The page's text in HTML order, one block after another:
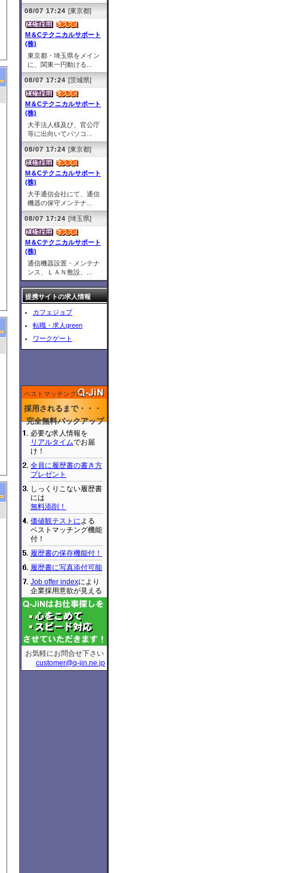
08/07 17:24 [東京都]
M＆Cテクニカルサポート
(株)
東京都・埼玉県をメイン
に、関東一円動ける...
08/07 17:24 [茨城県]
M＆Cテクニカルサポート
(株)
大手法人様及び、官公庁
等に出向いてパソコ...
08/07 17:24 [東京都]
M＆Cテクニカルサポート
(株)
大手通信会社にて、通信
機器の保守メンテナ...
08/07 17:24 [埼玉県]
M＆Cテクニカルサポート
(株)
通信機器設置・メンテナ
ンス、ＬＡＮ敷設、...
提携サイトの求人情報
カフェジョブ
転職・求人green
ワークゲート
ベストマッチングの
採用されるまで・・・
完全無料バックアップ
必要な求人情報を
リアルタイムでお届
け！
全員に履歴書の書き方
プレゼント
しっくりこない履歴書
には
無料添削！
価値観テストによる
ベストマッチング機能
付！
履歴書の保存機能付！
履歴書に写真添付可能
Job offer indexにより
企業採用意欲が見える
お気軽にお問合せ下さい
customer@q-jin.ne.jp